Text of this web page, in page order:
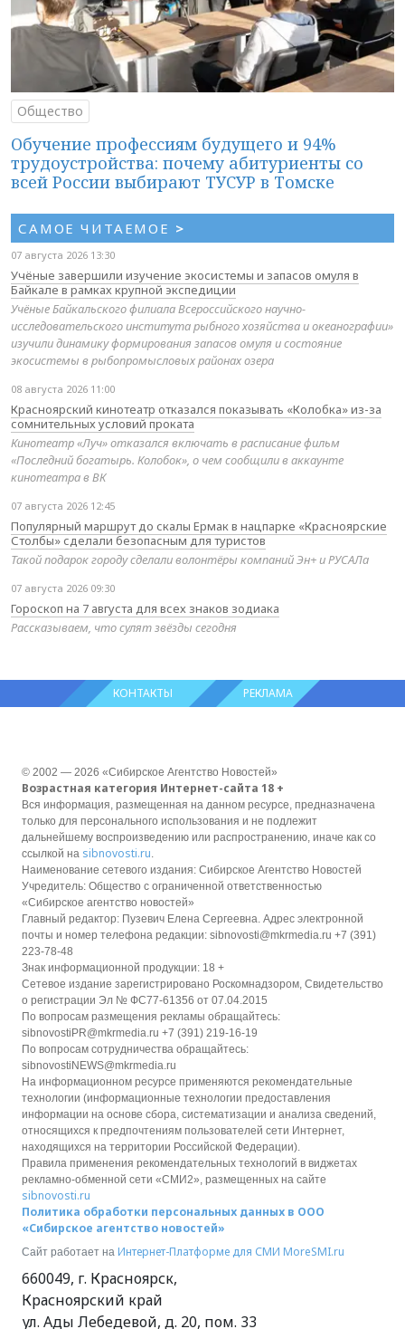
Общество
Обучение профессиям будущего и 94%
трудоустройства: почему абитуриенты со
всей России выбирают ТУСУР в Томске
САМОЕ ЧИТАЕМОЕ >
07 августа 2026 13:30
Учёные завершили изучение экосистемы и запасов омуля в
Байкале в рамках крупной экспедиции
Учёные Байкальского филиала Всероссийского научно-
исследовательского института рыбного хозяйства и океанографии»
изучили динамику формирования запасов омуля и состояние
экосистемы в рыбопромысловых районах озера
08 августа 2026 11:00
Красноярский кинотеатр отказался показывать «Колобка» из-за
сомнительных условий проката
Кинотеатр «Луч» отказался включать в расписание фильм
«Последний богатырь. Колобок», о чем сообщили в аккаунте
кинотеатра в ВК
07 августа 2026 12:45
Популярный маршрут до скалы Ермак в нацпарке «Красноярские
Столбы» сделали безопасным для туристов
Такой подарок городу сделали волонтёры компаний Эн+ и РУСАЛа
07 августа 2026 09:30
Гороскоп на 7 августа для всех знаков зодиака
Рассказываем, что сулят звёзды сегодня
КОНТАКТЫ РЕКЛАМА
© 2002 — 2026 «Сибирское Агентство Новостей»
Возрастная категория Интернет-сайта 18 +
Вся информация, размещенная на данном ресурсе, предназначена
только для персонального использования и не подлежит
дальнейшему воспроизведению или распространению, иначе как со
ссылкой на sibnovosti.ru.
Наименование сетевого издания: Сибирское Агентство Новостей
Учредитель: Общество с ограниченной ответственностью
«Сибирское агентство новостей»
Главный редактор: Пузевич Елена Сергеевна. Адрес электронной
почты и номер телефона редакции: sibnovosti@mkrmedia.ru +7 (391)
223-78-48
Знак информационной продукции: 18 +
Сетевое издание зарегистрировано Роскомнадзором, Свидетельство
о регистрации Эл № ФС77-61356 от 07.04.2015
По вопросам размещения рекламы обращайтесь:
sibnovostiPR@mkrmedia.ru +7 (391) 219-16-19
По вопросам сотрудничества обращайтесь:
sibnovostiNEWS@mkrmedia.ru
На информационном ресурсе применяются рекомендательные
технологии (информационные технологии предоставления
информации на основе сбора, систематизации и анализа сведений,
относящихся к предпочтениям пользователей сети Интернет,
находящихся на территории Российской Федерации).
Правила применения рекомендательных технологий в виджетах
рекламно-обменной сети «СМИ2», размещенных на сайте
sibnovosti.ru
Политика обработки персональных данных в ООО
«Сибирское агентство новостей»
Сайт работает на Интернет-Платформе для СМИ MoreSMI.ru
660049, г. Красноярск,
Красноярский край
ул. Ады Лебедевой, д. 20, пом. 33